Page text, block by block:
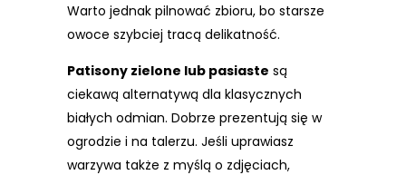
Warto jednak pilnować zbioru, bo starsze
owoce szybciej tracą delikatność.
Patisony zielone lub pasiaste są
ciekawą alternatywą dla klasycznych
białych odmian. Dobrze prezentują się w
ogrodzie i na talerzu. Jeśli uprawiasz
warzywa także z myślą o zdjęciach,